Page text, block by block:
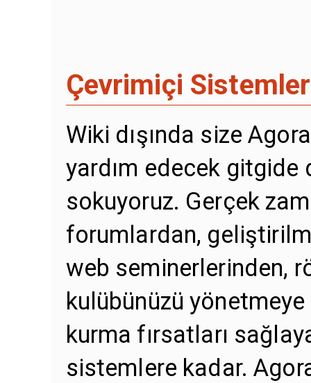
Çevrimiçi Sistemler
Wiki dışında size
yardım edecek
sokuyoruz. Gerçek
forumlardan,
web seminerlerinden,
kulübünüzü
kurma fırsatları
sistemlere kadar.